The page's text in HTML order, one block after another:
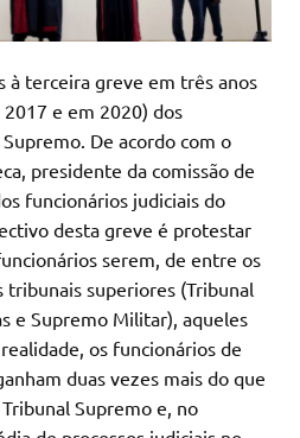
à terceira greve em três anos
e em 2020) dos
De acordo com o
presidente da comissão de
funcionários judiciais do
desta greve é protestar
serem, de entre os
tribunais superiores (Tribunal
e Supremo Militar), aqueles
os funcionários de
duas vezes mais do que
Supremo e, no